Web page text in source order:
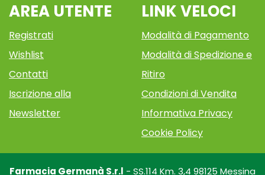
AREA UTENTE
Registrati
Wishlist
Contatti
Iscrizione alla
Newsletter
LINK VELOCI
Modalità di Pagamento
Modalità di Spedizione e
Ritiro
Condizioni di Vendita
Informativa Privacy
Cookie Policy
Farmacia Germanà S.r.l - SS.114 Km. 3,4 98125 Messina